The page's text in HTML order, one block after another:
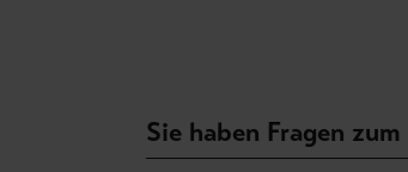
Sie haben Fragen